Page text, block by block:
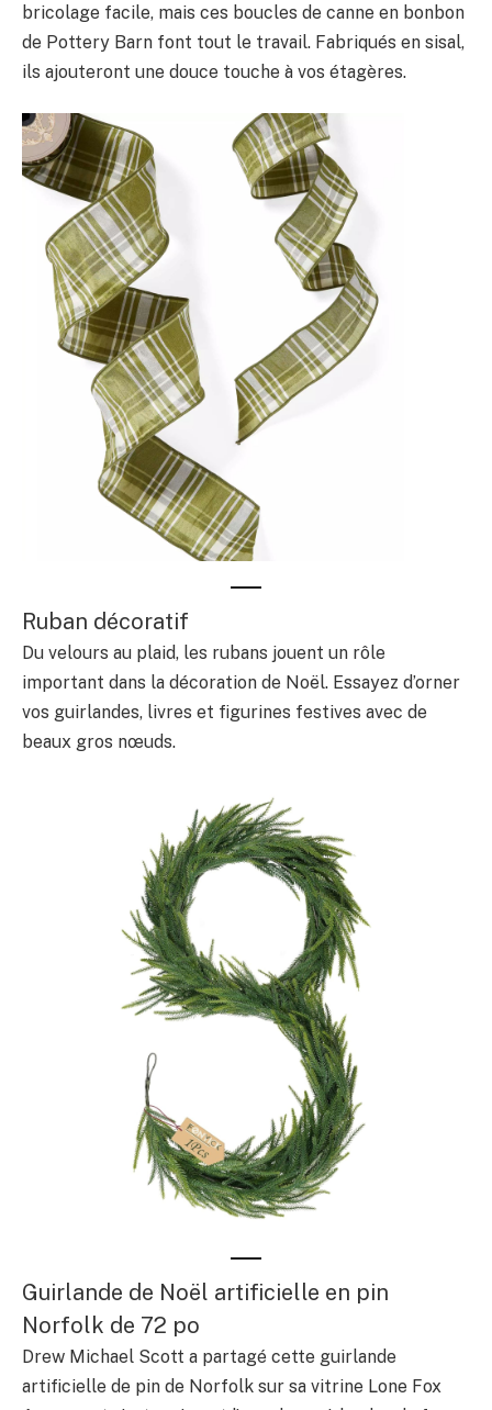
bricolage facile, mais ces boucles de canne en bonbon
de Pottery Barn font tout le travail. Fabriqués en sisal,
ils ajouteront une douce touche à vos étagères.
Ruban décoratif
Du velours au plaid, les rubans jouent un rôle
important dans la décoration de Noël. Essayez d’orner
vos guirlandes, livres et figurines festives avec de
beaux gros nœuds.
Guirlande de Noël artificielle en pin
Norfolk de 72 po
Drew Michael Scott a partagé cette guirlande
artificielle de pin de Norfolk sur sa vitrine Lone Fox